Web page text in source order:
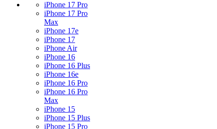
iPhone 17 Pro
iPhone 17 Pro
Max
iPhone 17e
iPhone 17
iPhone Air
iPhone 16
iPhone 16 Plus
iPhone 16e
iPhone 16 Pro
iPhone 16 Pro
Max
iPhone 15
iPhone 15 Plus
iPhone 15 Pro